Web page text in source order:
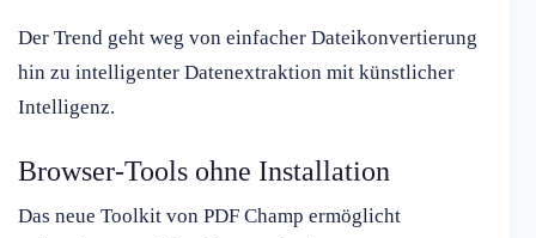
Der Trend geht weg von einfacher Dateikonvertierung
hin zu intelligenter Datenextraktion mit künstlicher
Intelligenz.
Browser-Tools ohne Installation
Das neue Toolkit von PDF Champ ermöglicht